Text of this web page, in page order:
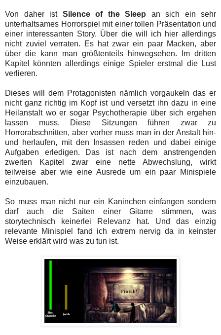
Von daher ist Silence of the Sleep an sich ein sehr
unterhaltsames Horrorspiel mit einer tollen Präsentation und
einer interessanten Story. Über die will ich hier allerdings
nicht zuviel verraten. Es hat zwar ein paar Macken, aber
über die kann man größtenteils hinwegsehen. Im dritten
Kapitel könnten allerdings einige Spieler erstmal die Lust
verlieren.
Dieses will dem Protagonisten nämlich vorgaukeln das er
nicht ganz richtig im Kopf ist und versetzt ihn dazu in eine
Heilanstalt wo er sogar Psychotherapie über sich ergehen
lassen muss. Diese Sitzungen führen zwar zu
Horrorabschnitten, aber vorher muss man in der Anstalt hin-
und herlaufen, mit den Insassen reden und dabei einige
Aufgaben erledigen. Das ist nach dem anstrengenden
zweiten Kapitel zwar eine nette Abwechslung, wirkt
teilweise aber wie eine Ausrede um ein paar Minispiele
einzubauen.
So muss man nicht nur ein Kaninchen einfangen sondern
darf auch die Saiten einer Gitarre stimmen, was
storytechnisch keinerlei Relevanz hat. Und das einzig
relevante Minispiel fand ich extrem nervig da in keinster
Weise erklärt wird was zu tun ist.